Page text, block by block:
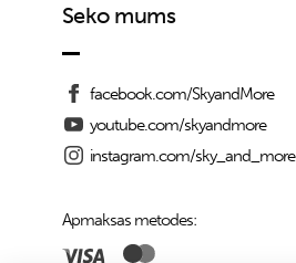
Seko mums
facebook.com/SkyandMore
youtube.com/skyandmore
instagram.com/sky_and_more
Apmaksas metodes: